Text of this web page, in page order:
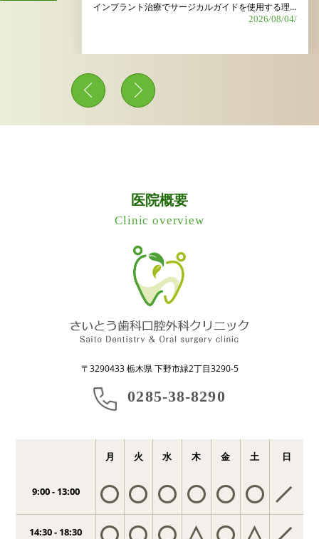
インプラント治療でサージカルガイドを使用する理由は？
2026/08/04/
医院概要
Clinic overview
〒3290433 栃木県 下野市緑2丁目3290-5
0285-38-8290
月 火 水 木 金 土 日
9:00 - 13:00
14:30 - 18:30